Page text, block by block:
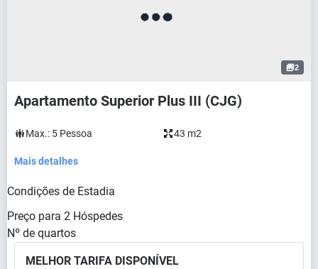
2
Apartamento Superior Plus III (CJG)
Max.: 5 Pessoa 43 m2
Mais detalhes
Condições de Estadia
Preço para 2 Hóspedes
Nº de quartos
MELHOR TARIFA DISPONÍVEL